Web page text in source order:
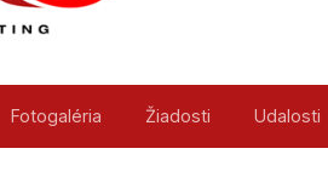
Fotogaléria Žiadosti Udalosti